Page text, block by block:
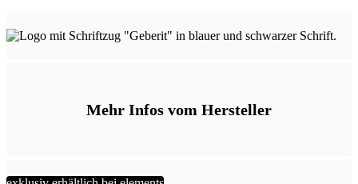
Mehr Infos vom Hersteller